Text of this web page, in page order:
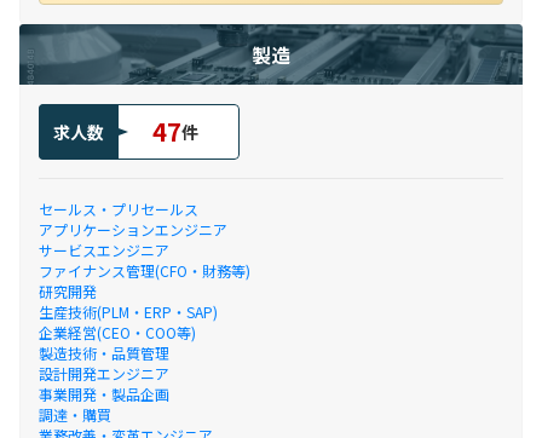
製造
求人数 47件
セールス・プリセールス
アプリケーションエンジニア
サービスエンジニア
ファイナンス管理(CFO・財務等)
研究開発
生産技術(PLM・ERP・SAP)
企業経営(CEO・COO等)
製造技術・品質管理
設計開発エンジニア
事業開発・製品企画
調達・購買